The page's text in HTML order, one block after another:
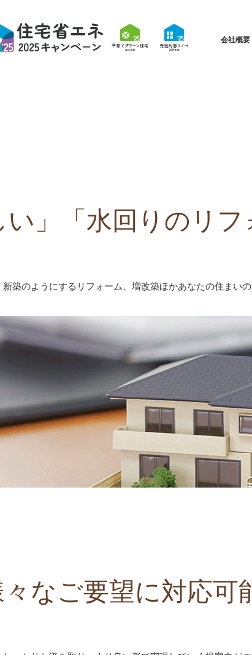
会社概要
い」「水回りのリフ
築のようにするリフォーム、増改築ほかあなたの住まい
なご要望に対応可